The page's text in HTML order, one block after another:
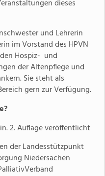
dieses
und Lehrerin
im Vorstand des HPVN
Hospiz- und
der Altenpflege und
Sie steht als
gern zur Verfügung.
2. Auflage veröffentlicht
der Landesstützpunkt
Niedersachen